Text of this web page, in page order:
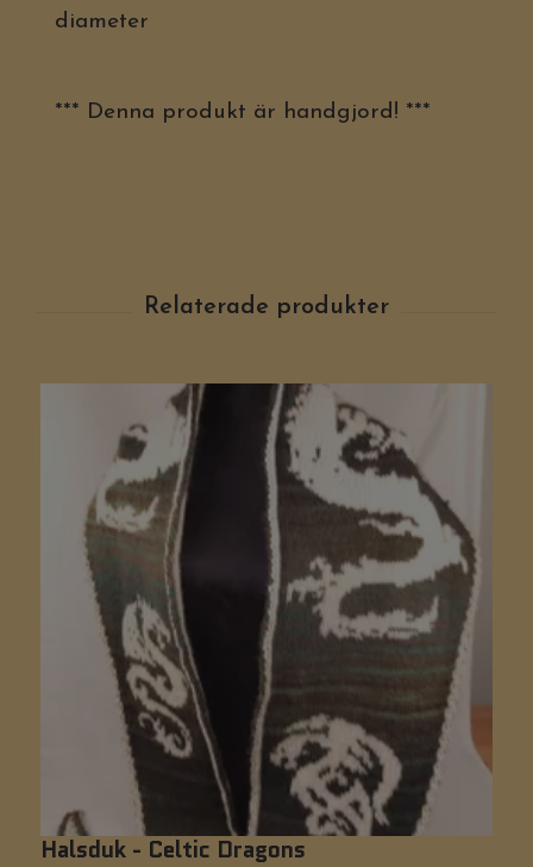
diameter
*** Denna produkt är handgjord! ***
Halsduk - Celtic Dragons